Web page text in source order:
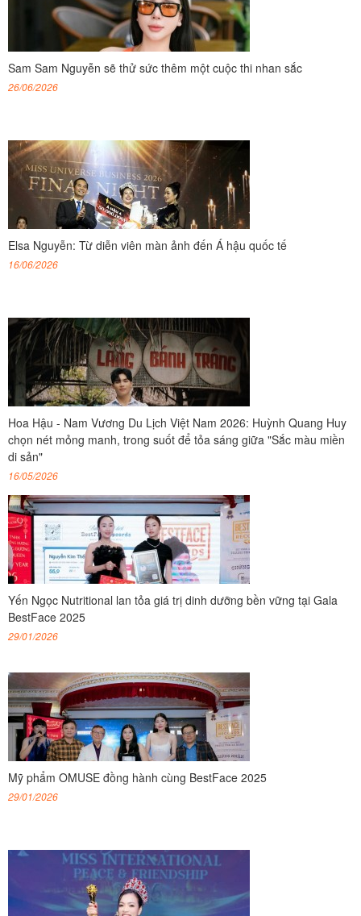
Sam Sam Nguyễn sẽ thử sức thêm một cuộc thi nhan sắc
26/06/2026
Elsa Nguyễn: Từ diễn viên màn ảnh đến Á hậu quốc tế
16/06/2026
Hoa Hậu - Nam Vương Du Lịch Việt Nam 2026: Huỳnh Quang Huy
chọn nét mỏng manh, trong suốt để tỏa sáng giữa "Sắc màu miền
di sản"
16/05/2026
Yến Ngọc Nutritional lan tỏa giá trị dinh dưỡng bền vững tại Gala
BestFace 2025
29/01/2026
Mỹ phẩm OMUSE đồng hành cùng BestFace 2025
29/01/2026